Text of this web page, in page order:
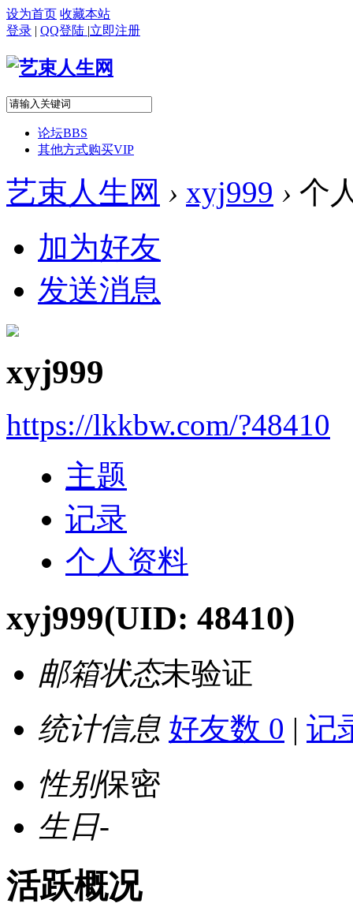
设为首页 收藏本站
登录 | QQ登陆 |立即注册
论坛BBS
其他方式购买VIP
艺束人生网 › xyj999 › 个
加为好友
发送消息
xyj999
https://lkkbw.com/?48410
主题
记录
个人资料
xyj999(UID: 48410)
邮箱状态未验证
统计信息 好友数 0 | 记
性别保密
生日-
活跃概况